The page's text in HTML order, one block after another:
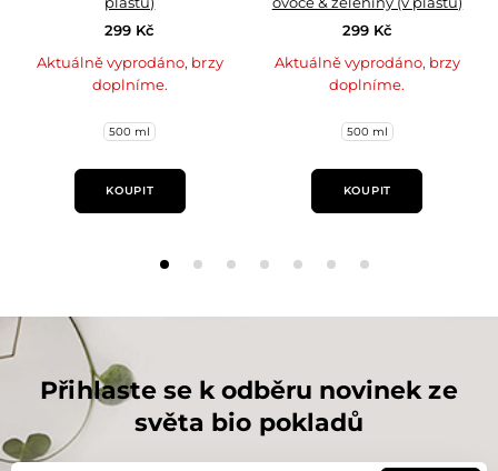
299 Kč
Aktuálně vyprodáno, brzy
doplníme.
500 ml
KOUPIT
299 Kč
Aktuálně vyprodáno, brzy
doplníme.
500 ml
KOUPIT
Přihlaste se k odběru novinek ze
světa bio pokladů